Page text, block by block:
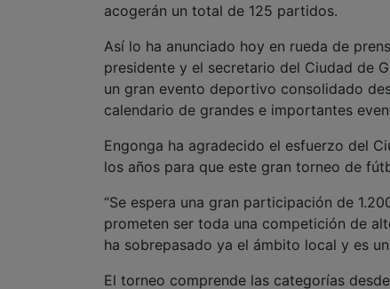
acogerán un total de 125 partidos.
Así lo ha anunciado hoy en rueda de
presidente y el secretario del Ciudad de
un gran evento deportivo consolidado
calendario de grandes e importantes
Engonga ha agradecido el esfuerzo del
los años para que este gran torneo de
“Se espera una gran participación de
prometen ser toda una competición de
ha sobrepasado ya el ámbito local y es
El torneo comprende las categorías